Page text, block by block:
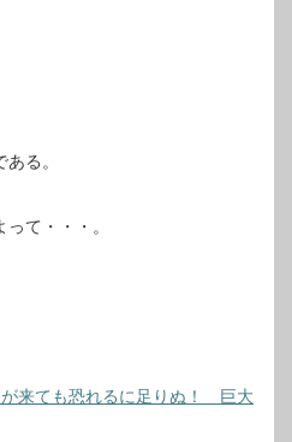
る。
て・・・。
来ても恐れるに足りぬ！ 巨大